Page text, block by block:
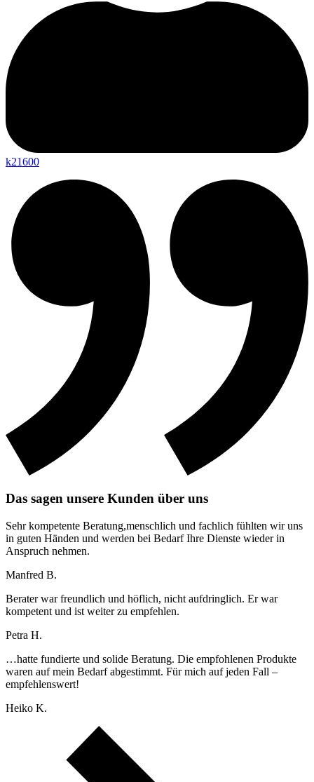
k21600
Das sagen unsere Kunden über uns
Sehr kompetente Beratung,menschlich und fachlich fühlten wir uns
in guten Händen und werden bei Bedarf Ihre Dienste wieder in
Anspruch nehmen.
Manfred B.
Berater war freundlich und höflich, nicht aufdringlich. Er war
kompetent und ist weiter zu empfehlen.
Petra H.
…hatte fundierte und solide Beratung. Die empfohlenen Produkte
waren auf mein Bedarf abgestimmt. Für mich auf jeden Fall –
empfehlenswert!
Heiko K.